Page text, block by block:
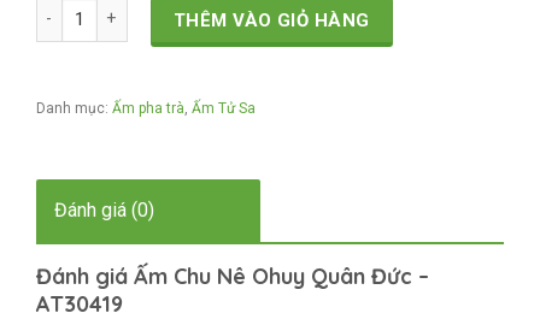
Ấm Chu Nê Ohuy Quân Đức - AT30419 số lượng
THÊM VÀO GIỎ HÀNG
Danh mục: Ấm pha trà, Ấm Tử Sa
Đánh giá (0)
Đánh giá Ấm Chu Nê Ohuy Quân Đức –
AT30419